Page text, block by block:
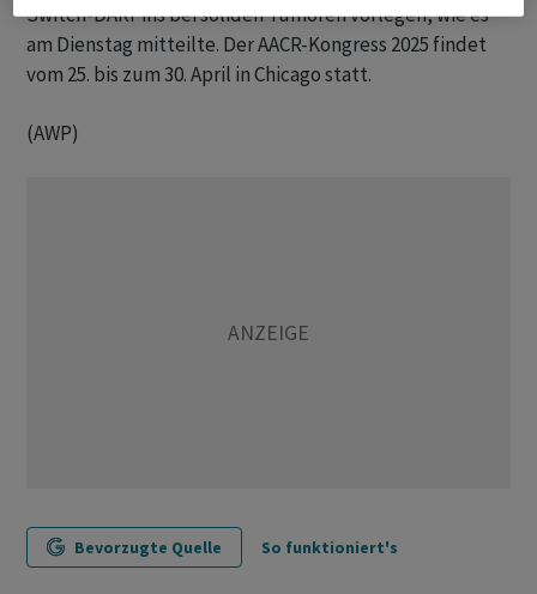
Switch-DARPins bei soliden Tumoren vorlegen, wie es
am Dienstag mitteilte. Der AACR-Kongress 2025 findet
vom 25. bis zum 30. April in Chicago statt.
(AWP)
Bevorzugte Quelle So funktioniert's